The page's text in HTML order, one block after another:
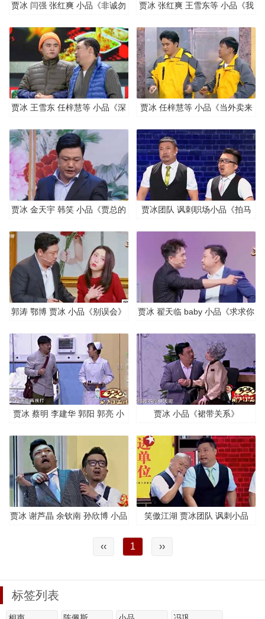
贾冰 闫强 张红爽 小品《非诚勿
贾冰 张红爽 王雪东等 小品《我
贾冰 王雪东 任梓慧等 小品《深
贾冰 任梓慧等 小品《当外卖来
贾冰 金天宇 韩笑 小品《贾总的
贾冰团队 讽刺职场小品《拍马
郭涛 鄂博 贾冰 小品《别误会》
贾冰 翟天临 baby 小品《求求你
贾冰 蔡明 李建华 郭阳 郭亮 小
贾冰 小品《裙带关系》
贾冰 谢芦晶 余钦南 孙欣博 小品
笑傲江湖 贾冰团队 讽刺小品
‹‹ 1 ››
标签列表